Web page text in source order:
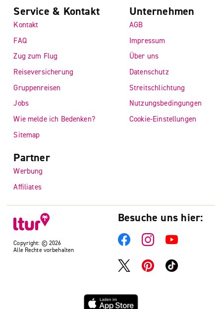
Copyright: © 2026
Alle Rechte vorbehalten
Service & Kontakt
Kontakt
FAQ
Zug zum Flug
Reiseversicherung
Gruppenreisen
Jobs
Wie melde ich Bedenken?
Sitemap
Unternehmen
AGB
Impressum
Über uns
Datenschutz
Streitschlichtung
Nutzungsbedingungen
Cookie-Einstellungen
Partner
Werbung
Affiliates
Besuche uns hier: